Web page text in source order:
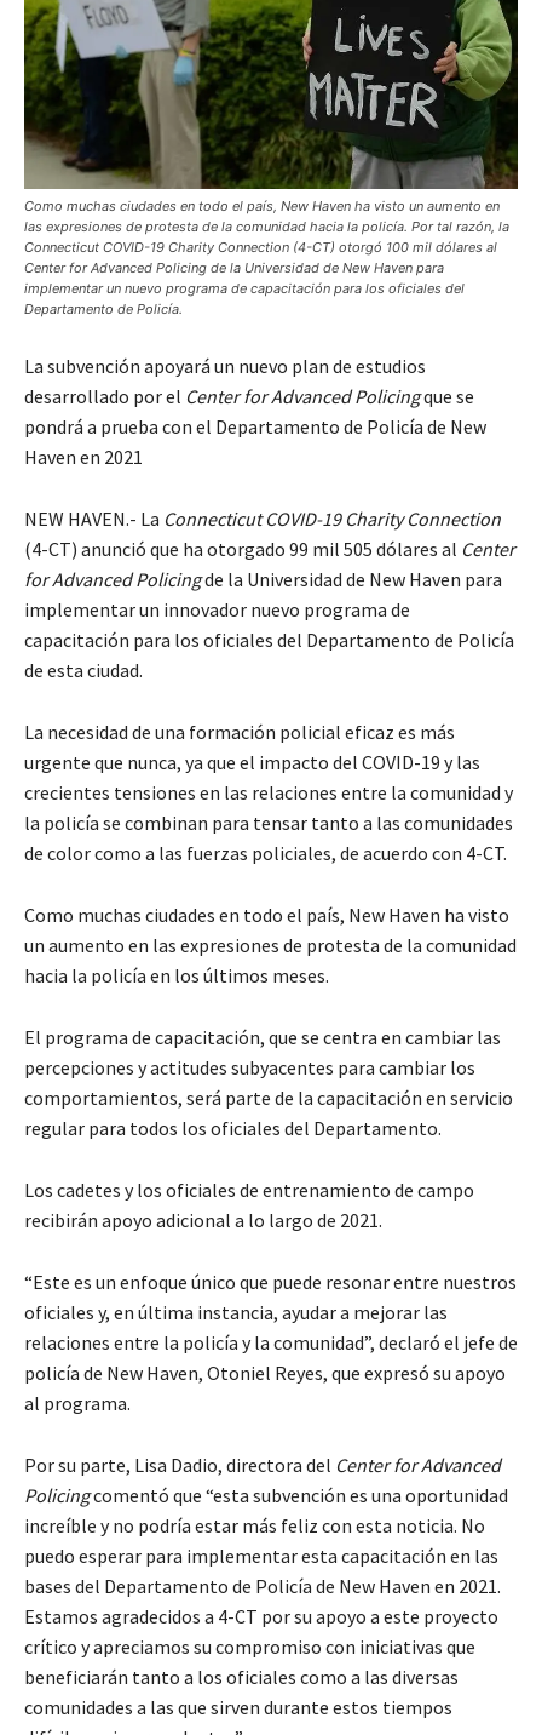
Como muchas ciudades en todo el país, New Haven ha visto un aumento en
las expresiones de protesta de la comunidad hacia la policía. Por tal razón, la
Connecticut COVID-19 Charity Connection (4-CT) otorgó 100 mil dólares al
Center for Advanced Policing de la Universidad de New Haven para
implementar un nuevo programa de capacitación para los oficiales del
Departamento de Policía.
La subvención apoyará un nuevo plan de estudios
desarrollado por el Center for Advanced Policingque se
pondrá a prueba con el Departamento de Policía de New
Haven en 2021
NEW HAVEN.- La Connecticut COVID-19 Charity Connection
(4-CT) anunció que ha otorgado 99 mil 505 dólares al Center
for Advanced Policingde la Universidad de New Haven para
implementar un innovador nuevo programa de
capacitación para los oficiales del Departamento de Policía
de esta ciudad.
La necesidad de una formación policial eficaz es más
urgente que nunca, ya que el impacto del COVID-19 y las
crecientes tensiones en las relaciones entre la comunidad y
la policía se combinan para tensar tanto a las comunidades
de color como a las fuerzas policiales, de acuerdo con 4-CT.
Como muchas ciudades en todo el país, New Haven ha visto
un aumento en las expresiones de protesta de la comunidad
hacia la policía en los últimos meses.
El programa de capacitación, que se centra en cambiar las
percepciones y actitudes subyacentes para cambiar los
comportamientos, será parte de la capacitación en servicio
regular para todos los oficiales del Departamento.
Los cadetes y los oficiales de entrenamiento de campo
recibirán apoyo adicional a lo largo de 2021.
“Este es un enfoque único que puede resonar entre nuestros
oficiales y, en última instancia, ayudar a mejorar las
relaciones entre la policía y la comunidad”, declaró el jefe de
policía de New Haven, Otoniel Reyes, que expresó su apoyo
al programa.
Por su parte, Lisa Dadio, directora del Center for Advanced
Policingcomentó que “esta subvención es una oportunidad
increíble y no podría estar más feliz con esta noticia. No
puedo esperar para implementar esta capacitación en las
bases del Departamento de Policía de New Haven en 2021.
Estamos agradecidos a 4-CT por su apoyo a este proyecto
crítico y apreciamos su compromiso con iniciativas que
beneficiarán tanto a los oficiales como a las diversas
comunidades a las que sirven durante estos tiempos